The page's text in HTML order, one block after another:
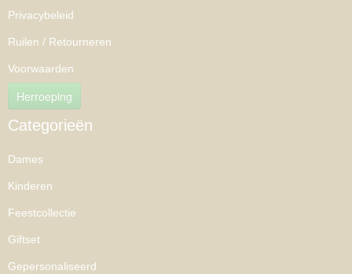
Privacybeleid
Ruilen / Retourneren
Voorwaarden
Herroeping
Categorieën
Dames
Kinderen
Feestcollectie
Giftset
Gepersonaliseerd